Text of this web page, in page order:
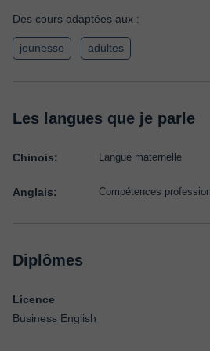
Des cours adaptées aux :
jeunesse adultes
Les langues que je parle
Chinois: Langue maternelle
Anglais: Compétences
Diplômes
Licence
Business English